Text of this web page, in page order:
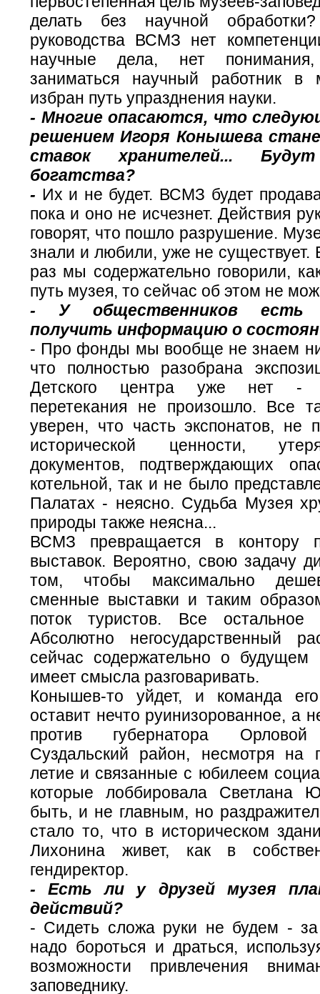
делать без научной
руководства ВСМЗ нет
научные дела, нет
заниматься научный работник в
избран путь упразднения науки.
- Многие опасаются, что
решением Игоря Конышева
ставок хранителей...
богатства?
- Их и не будет. ВСМЗ будет
пока и оно не исчезнет. Действия
говорят, что пошло разрушение.
знали и любили, уже не
раз мы содержательно говорили,
путь музея, то сейчас об этом не
- У общественников есть
получить информацию о
- Про фонды мы вообще не знаем
что полностью разобрана
Детского центра уже нет -
перетекания не произошло. Все
уверен, что часть экспонатов, не
исторической ценности,
документов, подтверждающих
котельной, так и не было
Палатах - неясно. Судьба Музея
природы также неясна...
ВСМЗ превращается в контору
выставок. Вероятно, свою задачу
том, чтобы максимально
сменные выставки и таким
поток туристов. Все остальное
Абсолютно негосударственный
сейчас содержательно о
имеет смысла разговаривать.
Конышев-то уйдет, и команда
оставит нечто руинизорованное, а
против губернатора Орловой
Суздальский район, несмотря на
летие и связанные с юбилеем
которые лоббировала Светлана
быть, и не главным, но
стало то, что в историческом
Лихонина живет, как в
гендиректор.
- Есть ли у друзей музея
действий?
- Сидеть сложа руки не будем -
надо бороться и драться,
возможности привлечения
заповеднику.